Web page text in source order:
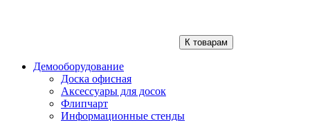
К товарам
Демооборудование
Доска офисная
Аксессуары для досок
Флипчарт
Информационные стенды